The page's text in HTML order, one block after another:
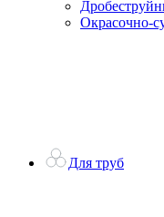
Окрасочно-
Для труб